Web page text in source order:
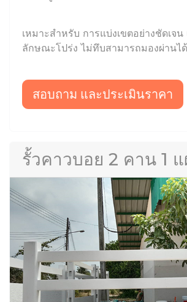
เหมาะสำหรับ การแบ่งเขตอย่างชัดเจน
ลักษณะโปร่ง ไม่ทึบสามารถมองผ่านได้
สอบถาม และประเมินราคา
รั้วคาวบอย 2 คาน 1